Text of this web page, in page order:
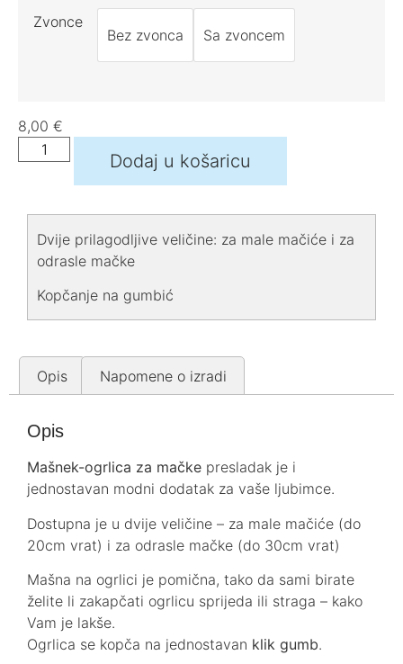
Zvonce
Bez zvonca Sa zvoncem
8,00 €
Dodaj u košaricu
Dvije prilagodljive veličine: za male mačiće i za
odrasle mačke
Kopčanje na gumbić
Opis Napomene o izradi
Opis
Mašnek-ogrlica za mačke presladak je i
jednostavan modni dodatak za vaše ljubimce.
Dostupna je u dvije veličine – za male mačiće (do
20cm vrat) i za odrasle mačke (do 30cm vrat)
Mašna na ogrlici je pomična, tako da sami birate
želite li zakapčati ogrlicu sprijeda ili straga – kako
Vam je lakše.
Ogrlica se kopča na jednostavan klik gumb.